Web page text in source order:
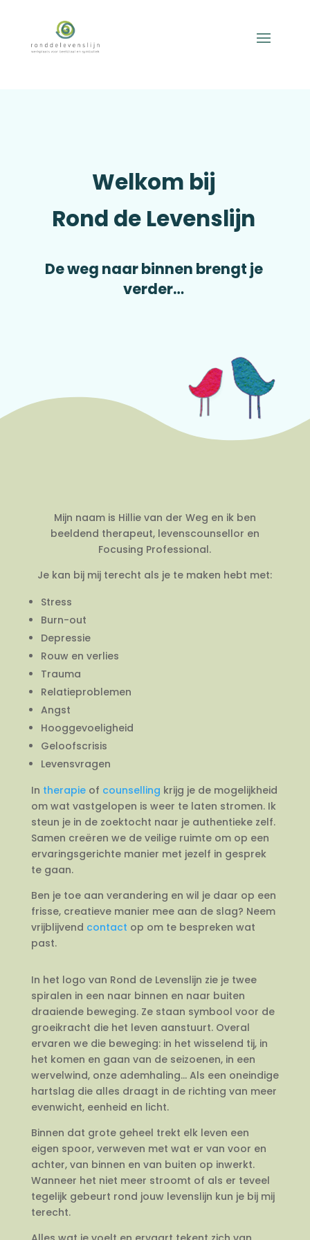
Welkom bij
Rond de Levenslijn
De weg naar binnen brengt je
verder…
Mijn naam is Hillie van der Weg en ik ben
beeldend therapeut, levenscounsellor en
Focusing Professional.
Je kan bij mij terecht als je te maken hebt met:
Stress
Burn-out
Depressie
Rouw en verlies
Trauma
Relatieproblemen
Angst
Hooggevoeligheid
Geloofscrisis
Levensvragen
In therapieof counselling krijg je de mogelijkheid
om wat vastgelopen is weer te laten stromen. Ik
steun je in de zoektocht naar je authentieke zelf.
Samen creëren we de veilige ruimte om op een
ervaringsgerichte manier met jezelf in gesprek
te gaan.
Ben je toe aan verandering en wil je daar op een
frisse, creatieve manier mee aan de slag? Neem
vrijblijvend contact op om te bespreken wat
past.
In het logo van Rond de Levenslijn zie je twee
spiralen in een naar binnen en naar buiten
draaiende beweging. Ze staan symbool voor de
groeikracht die het leven aanstuurt. Overal
ervaren we die beweging: in het wisselend tij, in
het komen en gaan van de seizoenen, in een
wervelwind, onze ademhaling… Als een oneindige
hartslag die alles draagt in de richting van meer
evenwicht, eenheid en licht.
Binnen dat grote geheel trekt elk leven een
eigen spoor, verweven met wat er van voor en
achter, van binnen en van buiten op inwerkt.
Wanneer het niet meer stroomt of als er teveel
tegelijk gebeurt rond jouw levenslijn kun je bij mij
terecht.